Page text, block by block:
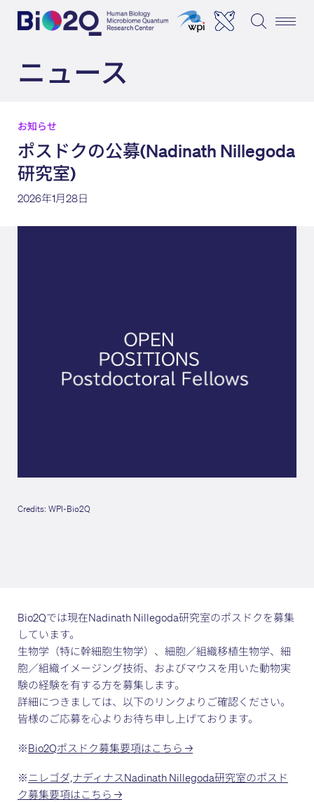
ニュース
お知らせ
ポスドクの公募(Nadinath Nillegoda
研究室)
2026年1月28日
Credits: WPI-Bio2Q
Bio2Qでは現在Nadinath Nillegoda研究室のポスドクを募集
しています。
生物学（特に幹細胞生物学）、細胞／組織移植生物学、細
胞／組織イメージング技術、およびマウスを用いた動物実
験の経験を有する方を募集します。
詳細につきましては、以下のリンクよりご確認ください。
皆様のご応募を心よりお待ち申し上げております。
※Bio2Qポスドク募集要項はこちら →
※ニレゴダ,ナディナスNadinath Nillegoda研究室のポスド
ク募集要項はこちら →